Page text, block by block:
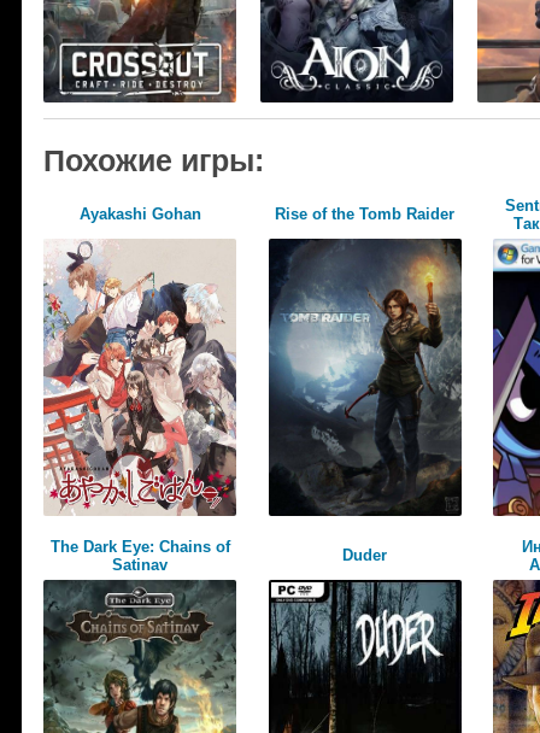
Похожие игры:
Ayakashi Gohan Rise of the Tomb Raider
The Dark Eye: Chains of
Satinav
Duder